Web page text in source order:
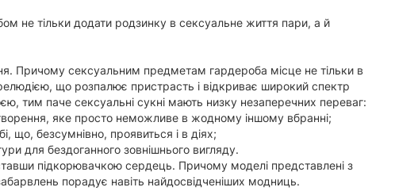
не тільки додати родзинку в сексуальне життя пари, а й
Причому сексуальним предметам гардероба місце не тільки в
що розпалює пристрасть і відкриває широкий спектр
тим паче сексуальні сукні мають низку незаперечних переваг:
яке просто неможливе в жодному іншому вбранні;
що, безсумнівно, проявиться і в діях;
для бездоганного зовнішнього вигляду.
підкорювачкою сердець. Причому моделі представлені з
порадує навіть найдосвідченіших модниць.